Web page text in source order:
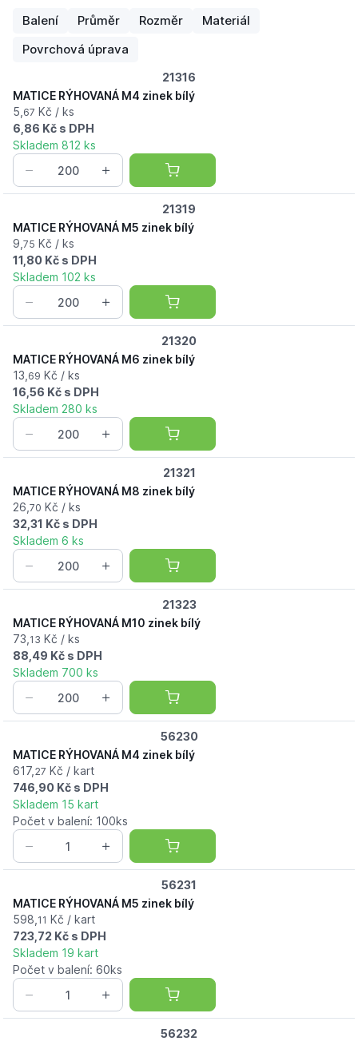
Balení Průměr Rozměr
Materiál
Povrchová úprava
21316
MATICE RÝHOVANÁ M4 zinek bílý
5, 67 Kč / ks
6,86 Kč s DPH
Skladem 812 ks
21319
MATICE RÝHOVANÁ M5 zinek bílý
9, 75 Kč / ks
11,80 Kč s DPH
Skladem 102 ks
21320
MATICE RÝHOVANÁ M6 zinek bílý
13, 69 Kč / ks
16,56 Kč s DPH
Skladem 280 ks
21321
MATICE RÝHOVANÁ M8 zinek bílý
26, 70 Kč / ks
32,31 Kč s DPH
Skladem 6 ks
21323
MATICE RÝHOVANÁ M10 zinek bílý
73, 13 Kč / ks
88,49 Kč s DPH
Skladem 700 ks
56230
MATICE RÝHOVANÁ M4 zinek bílý
617, 27 Kč / kart
746,90 Kč s DPH
Skladem 15 kart
Počet v balení: 100ks
56231
MATICE RÝHOVANÁ M5 zinek bílý
598, 11 Kč / kart
723,72 Kč s DPH
Skladem 19 kart
Počet v balení: 60ks
56232